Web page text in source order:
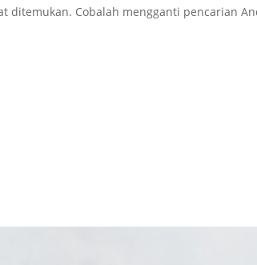
ditemukan. Cobalah mengganti pencarian